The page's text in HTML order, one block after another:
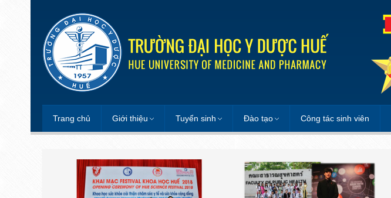
Trang chủ Giới thiệu Tuyển sinh Đào tạo Công tác sinh viên